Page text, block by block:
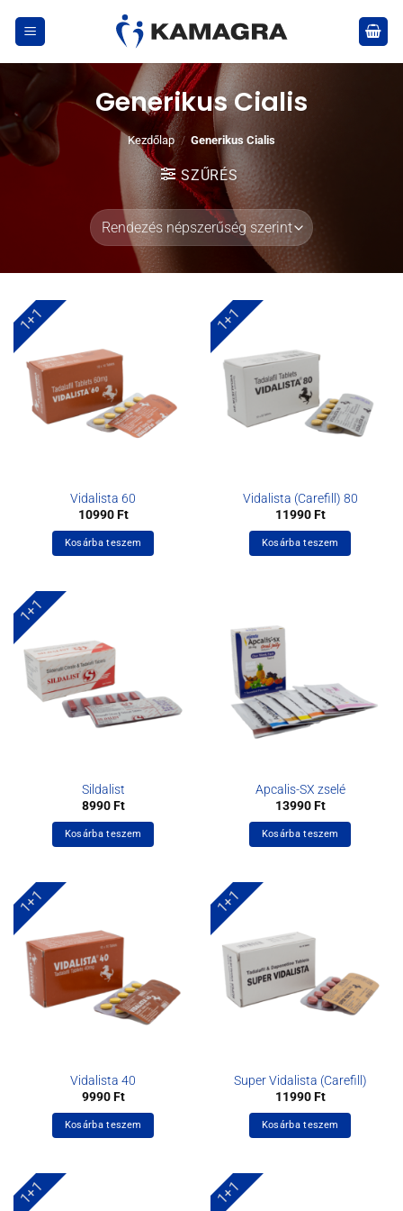
Generikus Cialis
Kezdőlap / Generikus Cialis
SZŰRÉS
1+1
Vidalista 60
10990Ft
Kosárba teszem
1+1
Vidalista (Carefill) 80
11990Ft
Kosárba teszem
1+1
Sildalist
8990Ft
Kosárba teszem
Apcalis-SX zselé
13990Ft
Kosárba teszem
1+1
Vidalista 40
9990Ft
Kosárba teszem
1+1
Super Vidalista (Carefill)
11990Ft
Kosárba teszem
1+1 1+1